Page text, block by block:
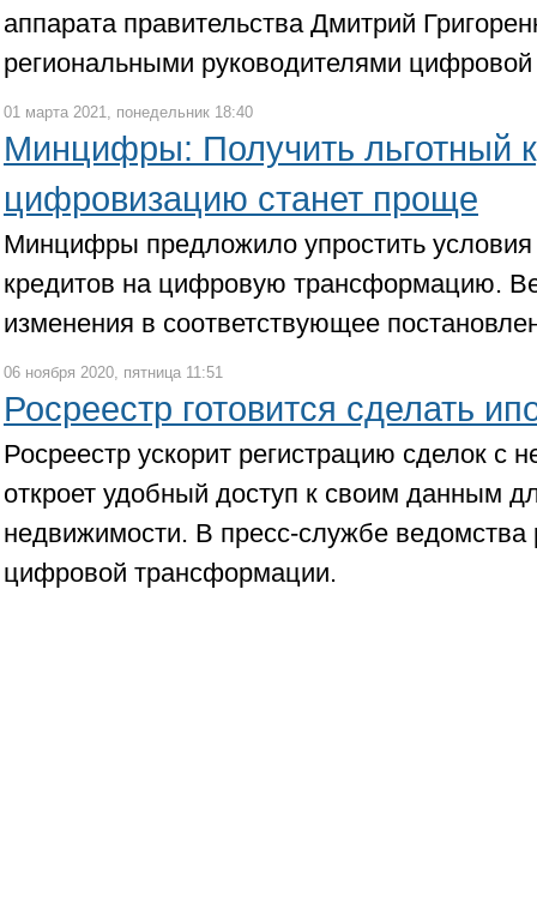
аппарата правительства Дмитрий
региональными руководителями
01 марта 2021, понедельник 18:40
Минцифры: Получить льготный
цифровизацию станет проще
Минцифры предложило упростить условия
кредитов на цифровую трансформацию.
изменения в соответствующее
06 ноября 2020, пятница 11:51
Росреестр готовится сделать
Росреестр ускорит регистрацию сделок с
откроет удобный доступ к своим данным
недвижимости. В пресс-службе ведомства
цифровой трансформации.